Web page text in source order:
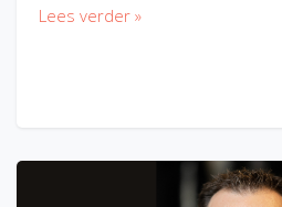
Lees verder »